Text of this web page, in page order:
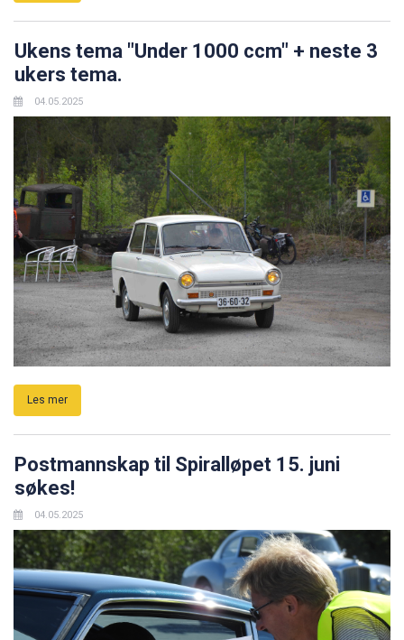
Ukens tema "Under 1000 ccm" + neste 3
ukers tema.
04.05.2025
Les mer
Postmannskap til Spiralløpet 15. juni
søkes!
04.05.2025